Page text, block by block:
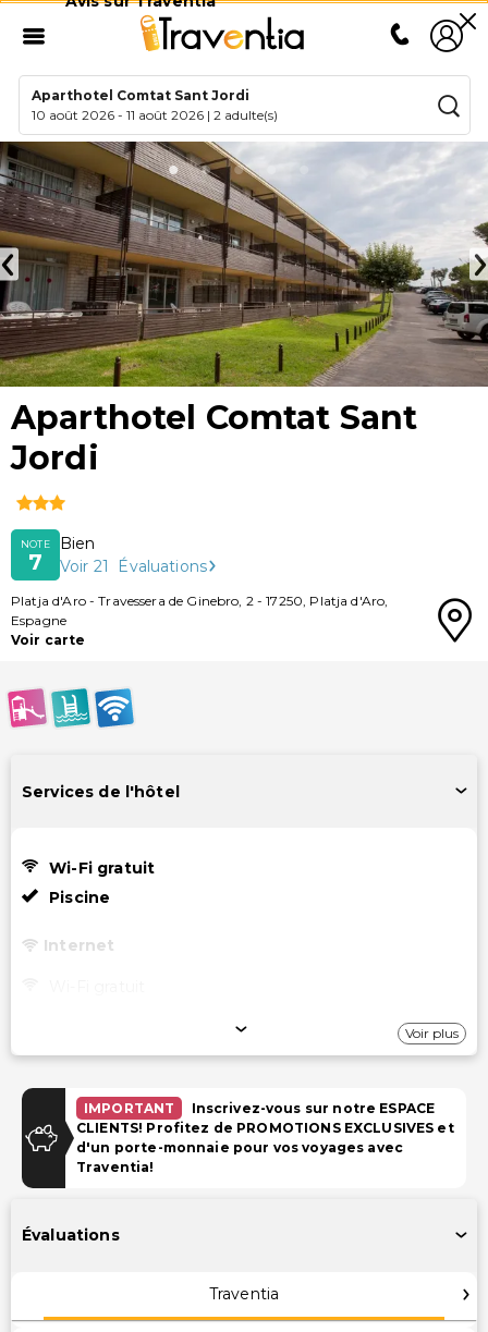
Aparthotel Comtat Sant Jordi
10 août 2026 -11 août 2026 |2 adulte(s)
Aparthotel Comtat Sant
Jordi
NOTE
7
Bien
Voir 21 Évaluations
Platja d'Aro-Travessera de Ginebro, 2-17250, Platja d'Aro,
Espagne
Voir carte
Services de l'hôtel
Wi-Fi gratuit
Piscine
Internet
Piscine et Bien-être
Piscine extérieure saisonnière
Piscine pour enfants
Installations
Télévision dans les espaces communs
Piscine
Voir plus
IMPORTANT
Inscrivez-vous sur notre ESPACE
CLIENTS! Profitez de PROMOTIONS EXCLUSIVES et
d'un porte-monnaie pour vos voyages avec
Traventia!
Évaluations
Traventia